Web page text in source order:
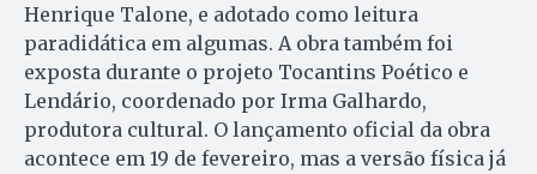
Henrique Talone, e adotado como leitura
paradidática em algumas. A obra também foi
exposta durante o projeto Tocantins Poético e
Lendário, coordenado por Irma Galhardo,
produtora cultural. O lançamento oficial da obra
acontece em 19 de fevereiro, mas a versão física já